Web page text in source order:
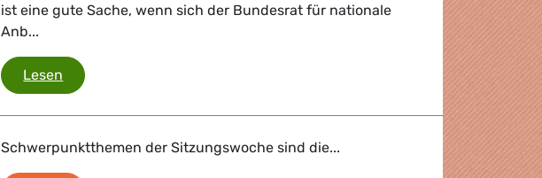
ist eine gute Sache, wenn sich der Bundesrat für nationale
Anb...
Lesen Bei der Gentechnik die Verbotsschraube anziehen!
Schwerpunktthemen der Sitzungswoche sind die...